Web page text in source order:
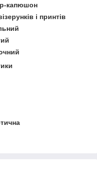
капюшон
і принтів